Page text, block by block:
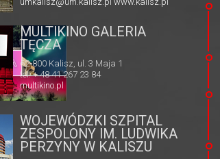
MULTIKINO GALERIA
TĘCZA
62-800 Kalisz, ul. 3 Maja 1
tel. + 48 41 267 23 84
multikino.pl
WOJEWÓDZKI SZPITAL
ZESPOLONY IM. LUDWIKA
PERZYNY W KALISZU